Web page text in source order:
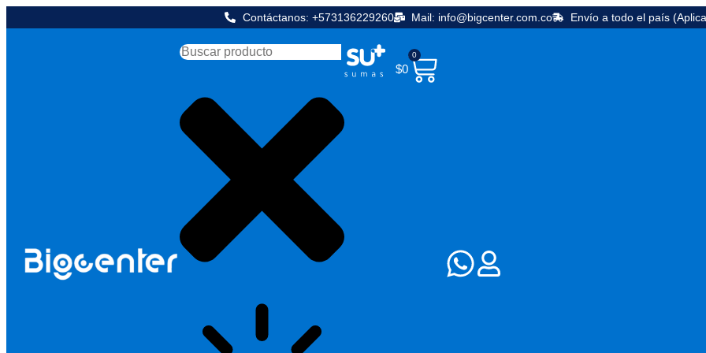
Contáctanos: +573136229260 Mail: info@bigcenter.com.co Envío a todo el país
$0
0